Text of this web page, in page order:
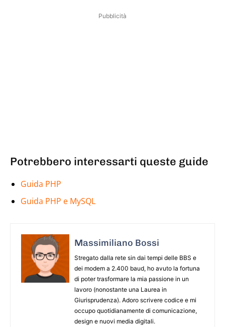
Pubblicità
Potrebbero interessarti queste guide
Guida PHP
Guida PHP e MySQL
Massimiliano Bossi
Stregato dalla rete sin dai tempi delle BBS e
dei modem a 2.400 baud, ho avuto la fortuna
di poter trasformare la mia passione in un
lavoro (nonostante una Laurea in
Giurisprudenza). Adoro scrivere codice e mi
occupo quotidianamente di comunicazione,
design e nuovi media digitali.